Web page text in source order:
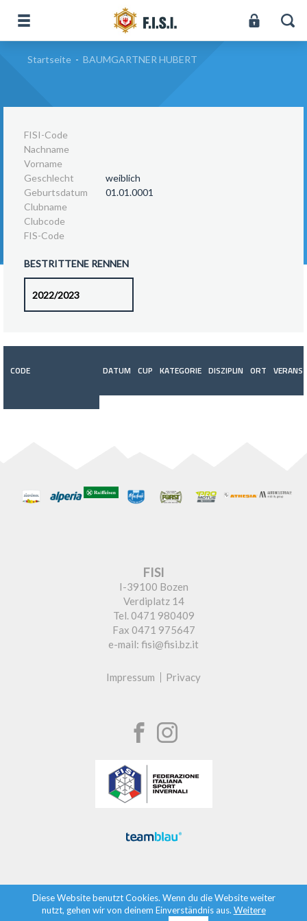
Startseite - BAUMGARTNER HUBERT
FISI-Code
Nachname
Vorname
Geschlecht
weiblich
Geburtsdatum
01.01.0001
Clubname
Clubcode
FIS-Code
BESTRITTENE RENNEN
CODE DATUM CUP KATEGORIE DISZIPLIN ORT
FISI
I-39100 Bozen
Verdiplatz 14
Tel. 0471 980409
Fax 0471 975647
e-mail: fisi@fisi.bz.it
Impressum Privacy
Diese Website benutzt Cookies. Wenn du die Website weiter
nutzt, gehen wir von deinem Einverständnis aus. Weitere